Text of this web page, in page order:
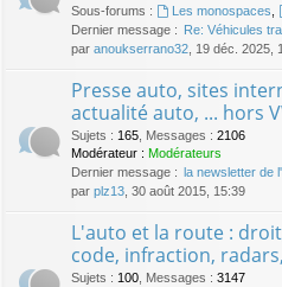
Sous-forums :
Les monospaces
Dernier message :
Re: Véhicules
par anoukserrano32 , 19 déc. 2025,
Presse auto, sites
actualité auto, ... hors
Sujets : 165 Messages : 2106
Modérateur : Modérateurs
Dernier message :
la newsletter de
par plz13 , 30 août 2015, 15:39
L'auto et la route :
code, infraction,
Sujets : 100 Messages : 3147